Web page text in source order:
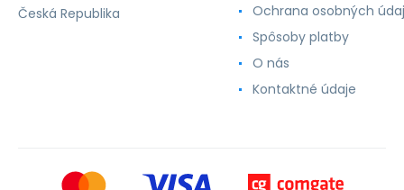
Česká Republika
Ochrana osobných
Spôsoby platby
O nás
Kontaktné údaje